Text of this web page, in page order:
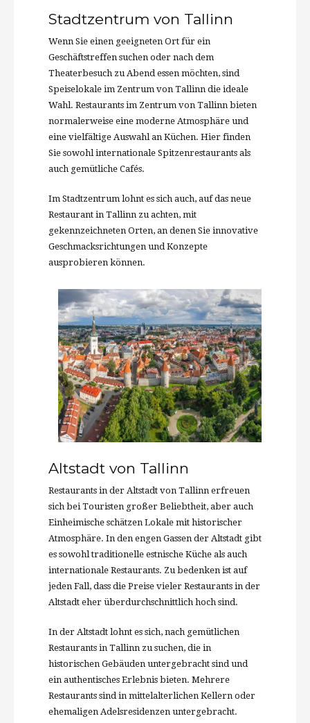
Stadtzentrum von Tallinn
Wenn Sie einen geeigneten Ort für ein
Geschäftstreffen suchen oder nach dem
Theaterbesuch zu Abend essen möchten, sind
Speiselokale im Zentrum von Tallinn die ideale
Wahl. Restaurants im Zentrum von Tallinn bieten
normalerweise eine moderne Atmosphäre und
eine vielfältige Auswahl an Küchen. Hier finden
Sie sowohl internationale Spitzenrestaurants als
auch gemütliche Cafés.
Im Stadtzentrum lohnt es sich auch, auf das neue
Restaurant in Tallinn zu achten, mit
gekennzeichneten Orten, an denen Sie innovative
Geschmacksrichtungen und Konzepte
ausprobieren können.
Altstadt von Tallinn
Restaurants in der Altstadt von Tallinn erfreuen
sich bei Touristen großer Beliebtheit, aber auch
Einheimische schätzen Lokale mit historischer
Atmosphäre. In den engen Gassen der Altstadt gibt
es sowohl traditionelle estnische Küche als auch
internationale Restaurants. Zu bedenken ist auf
jeden Fall, dass die Preise vieler Restaurants in der
Altstadt eher überdurchschnittlich hoch sind.
In der Altstadt lohnt es sich, nach gemütlichen
Restaurants in Tallinn zu suchen, die in
historischen Gebäuden untergebracht sind und
ein authentisches Erlebnis bieten. Mehrere
Restaurants sind in mittelalterlichen Kellern oder
ehemaligen Adelsresidenzen untergebracht.